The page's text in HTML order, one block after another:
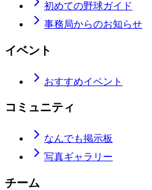
初めての野球ガイド
事務局からのお知らせ
イベント
おすすめイベント
コミュニティ
なんでも掲示板
写真ギャラリー
チーム